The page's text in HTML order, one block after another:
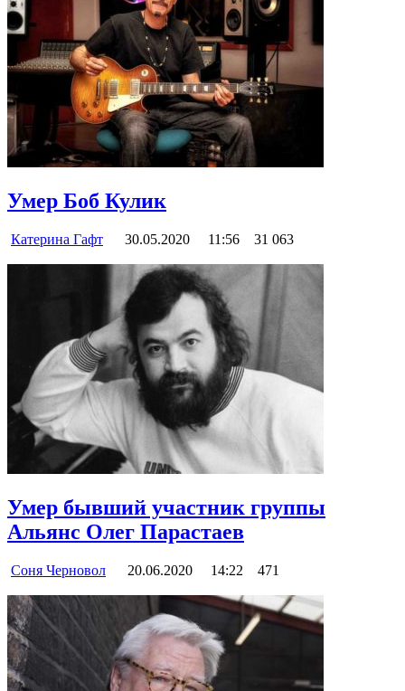
Умер Боб Кулик
Катерина Гафт 30.05.2020 11:56 31 063
Умер бывший участник группы
Альянс Олег Парастаев
Соня Черновол 20.06.2020 14:22 471